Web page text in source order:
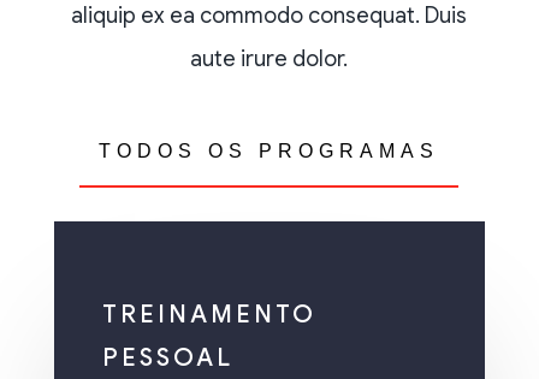
aliquip ex ea commodo consequat. Duis
aute irure dolor.
TODOS OS PROGRAMAS
TREINAMENTO
PESSOAL